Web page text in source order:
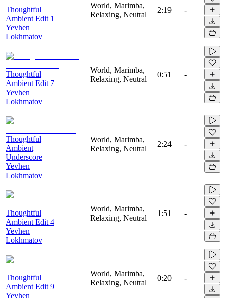
Thoughtful
Ambient Edit 1
Yevhen
Lokhmatov
World, Marimba,
Relaxing, Neutral
2:19 -
Thoughtful
Ambient Edit 7
Yevhen
Lokhmatov
World, Marimba,
Relaxing, Neutral
0:51 -
Thoughtful
Ambient
Underscore
Yevhen
Lokhmatov
World, Marimba,
Relaxing, Neutral
2:24 -
Thoughtful
Ambient Edit 4
Yevhen
Lokhmatov
World, Marimba,
Relaxing, Neutral
1:51 -
Thoughtful
Ambient Edit 9
Yevhen
World, Marimba,
Relaxing, Neutral
0:20 -